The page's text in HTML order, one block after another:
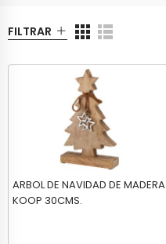
FILTRAR
ARBOL DE NAVIDAD DE MADERA
KOOP 30CMS.